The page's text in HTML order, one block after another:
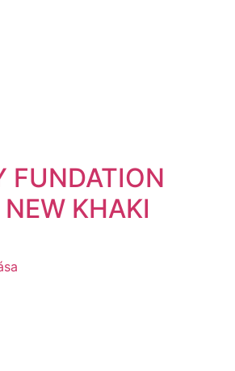
FUNDATION
KHAKI